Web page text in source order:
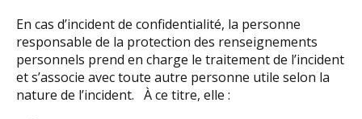
En cas d’incident de confidentialité, la personne
responsable de la protection des renseignements
personnels prend en charge le traitement de l’incident
et s’associe avec toute autre personne utile selon la
nature de l’incident. À ce titre, elle :